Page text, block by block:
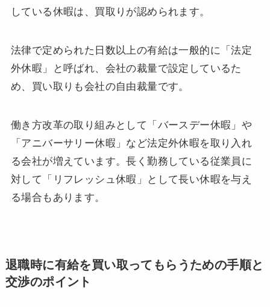
している休暇は、買取りが認められます。
法律で定められた日数以上の有給は一般的に「法定
外休暇」と呼ばれ、会社の裁量で設定しているた
め、買い取りも会社の自由裁量です。
働き方改革の取り組みとして「バースデー休暇」や
「アニバーサリー休暇」など法定外休暇を取り入れ
る会社が増えています。長く勤務している従業員に
対して「リフレッシュ休暇」として長い休暇を与え
る場合もあります。
退職時に有給を買い取ってもらうための手順と
交渉のポイント